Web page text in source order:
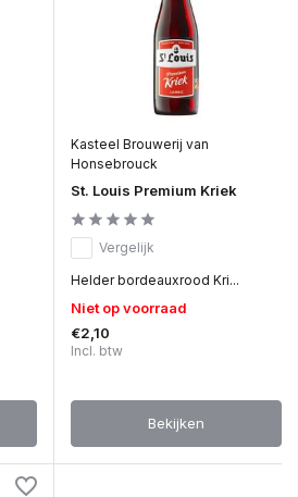
Kasteel Brouwerij van
Honsebrouck
St. Louis Premium Kriek
Vergelijk
Helder bordeauxrood Kri...
Niet op voorraad
€2,10
Incl. btw
Bekijken